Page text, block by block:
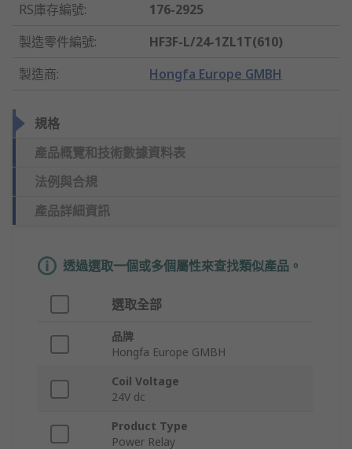
RS庫存編號:
176-2925
製造零件編號:
HF3F-L/24-1ZL1T(610)
製造商: Hongfa Europe GMBH
規格
產品概覽和技術數據資料表
法例與合規
產品詳細資訊
透過選取一個或多個屬性來查找類似產品。
選取全部
品牌
Hongfa Europe GMBH
Coil Voltage
24V dc
Product Type
Power Relay